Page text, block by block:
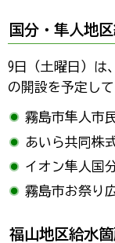
国分・隼人地
9日（土曜日）は
の開設を予定して
霧島市隼人市
あいら共同株
イオン隼人国
霧島市お祭り
福山地区給水